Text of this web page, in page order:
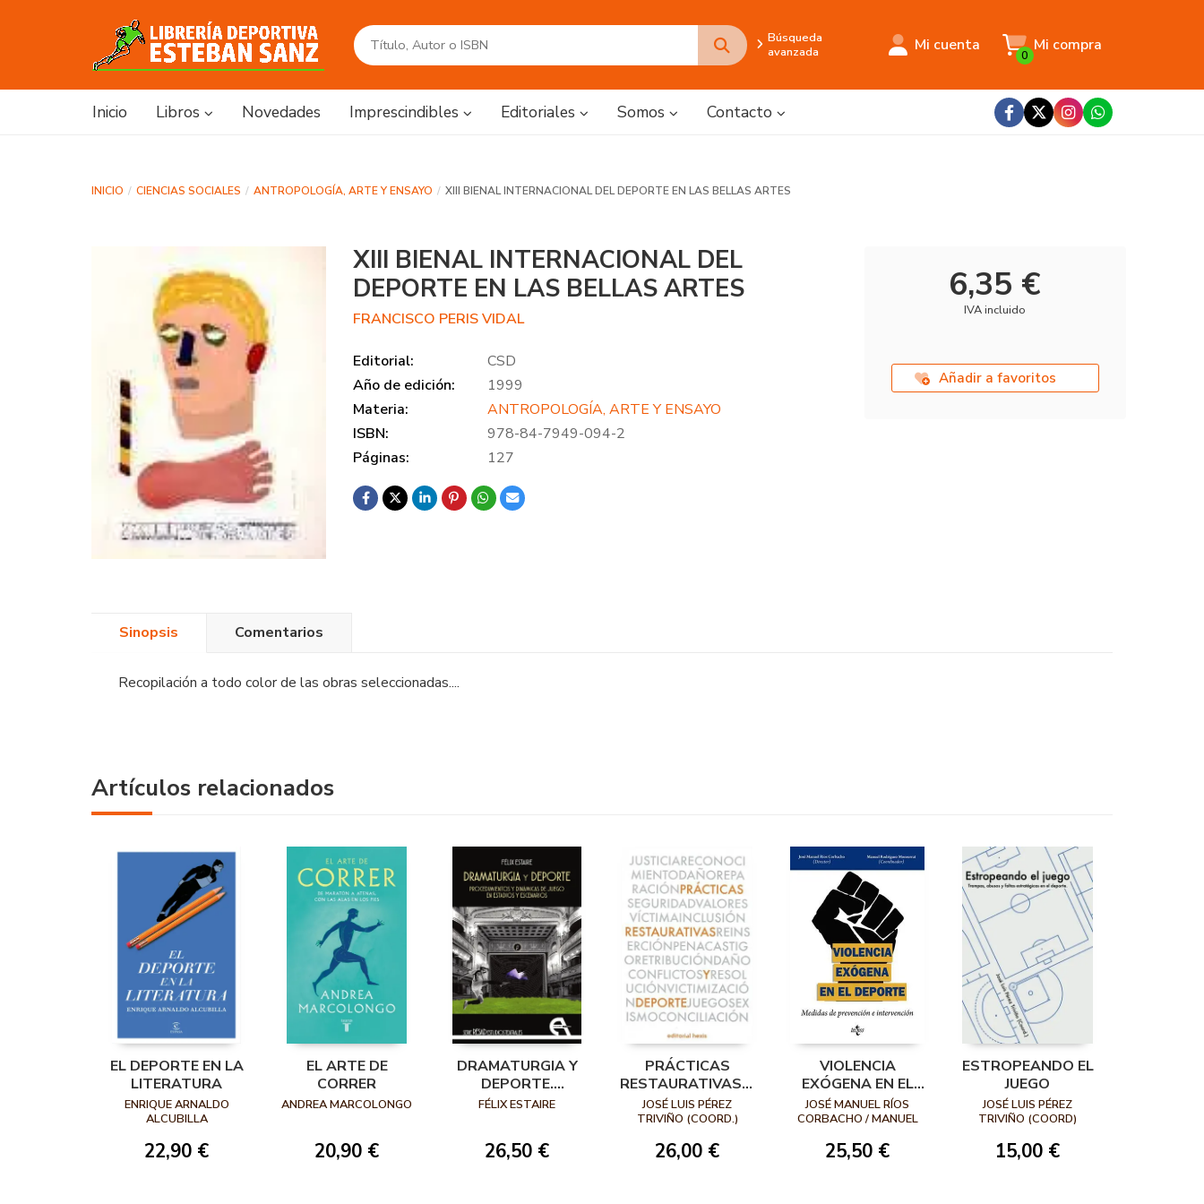
Búsqueda
avanzada
Mi cuenta Mi compra
0
Inicio Libros Novedades Imprescindibles Editoriales Somos Contacto
INICIO CIENCIAS SOCIALES ANTROPOLOGÍA, ARTE Y ENSAYO XIII BIENAL INTERNACIONAL DEL DEPORTE EN LAS BELLAS ARTES
XIII BIENAL INTERNACIONAL DEL
DEPORTE EN LAS BELLAS ARTES
FRANCISCO PERIS VIDAL
Editorial:
CSD
Año de edición:
1999
Materia:
ANTROPOLOGÍA, ARTE Y ENSAYO
ISBN:
978-84-7949-094-2
Páginas:
127
6,35 €
IVA incluido
Añadir a favoritos
Sinopsis Comentarios
Recopilación a todo color de las obras seleccionadas....
Artículos relacionados
EL DEPORTE EN LA
LITERATURA
ENRIQUE ARNALDO
ALCUBILLA
22,90 €
EL ARTE DE
CORRER
ANDREA MARCOLONGO
20,90 €
DRAMATURGIA Y
DEPORTE.
PROCEDIMIENTOS
ESTADIOS Y
FÉLIX ESTAIRE
26,50 €
PRÁCTICAS
RESTAURATIVAS Y
DEPORTE
JOSÉ LUIS PÉREZ
TRIVIÑO (COORD.)
26,00 €
VIOLENCIA
EXÓGENA EN EL
DEPORTE
JOSÉ MANUEL RÍOS
CORBACHO / MANUEL
MONSERRAT / MARÍA
JOSÉ BENÍTEZ JIMÉNEZ /
25,50 €
ESTROPEANDO EL
JUEGO
JOSÉ LUIS PÉREZ
TRIVIÑO (COORD)
15,00 €